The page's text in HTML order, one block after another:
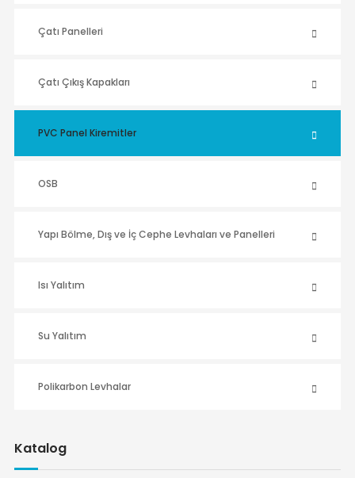
Çatı Panelleri
Çatı Çıkış Kapakları
PVC Panel Kiremitler
OSB
Yapı Bölme, Dış ve İç Cephe Levhaları ve Panelleri
Isı Yalıtım
Su Yalıtım
Polikarbon Levhalar
Katalog